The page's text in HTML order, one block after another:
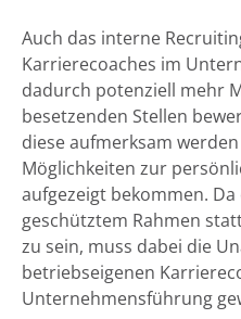
Auch das interne
Karrierecoaches im
dadurch potenziell mehr
besetzenden Stellen
diese aufmerksam
Möglichkeiten zur
aufgezeigt bekommen.
geschütztem Rahmen
zu sein, muss dabei die
betriebseigenen
Unternehmensführung